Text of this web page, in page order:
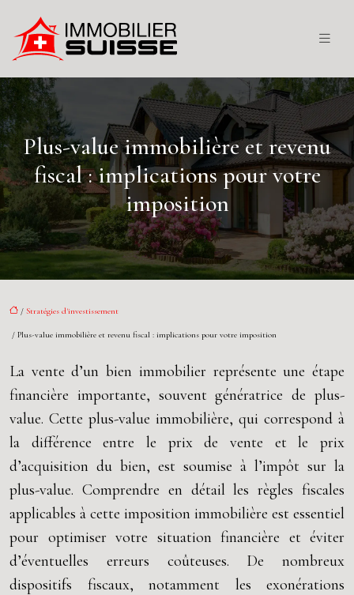
Plus-value immobilière et revenu
fiscal : implications pour votre
imposition
/ Stratégies d'investissement
/ Plus-value immobilière et revenu fiscal : implications pour votre imposition
La vente d’un bien immobilier représente une étape
financière importante, souvent génératrice de plus-
value. Cette plus-value immobilière, qui correspond à
la différence entre le prix de vente et le prix
d’acquisition du bien, est soumise à l’impôt sur la
plus-value. Comprendre en détail les règles fiscales
applicables à cette imposition immobilière est essentiel
pour optimiser votre situation financière et éviter
d’éventuelles erreurs coûteuses. De nombreux
dispositifs fiscaux, notamment les exonérations